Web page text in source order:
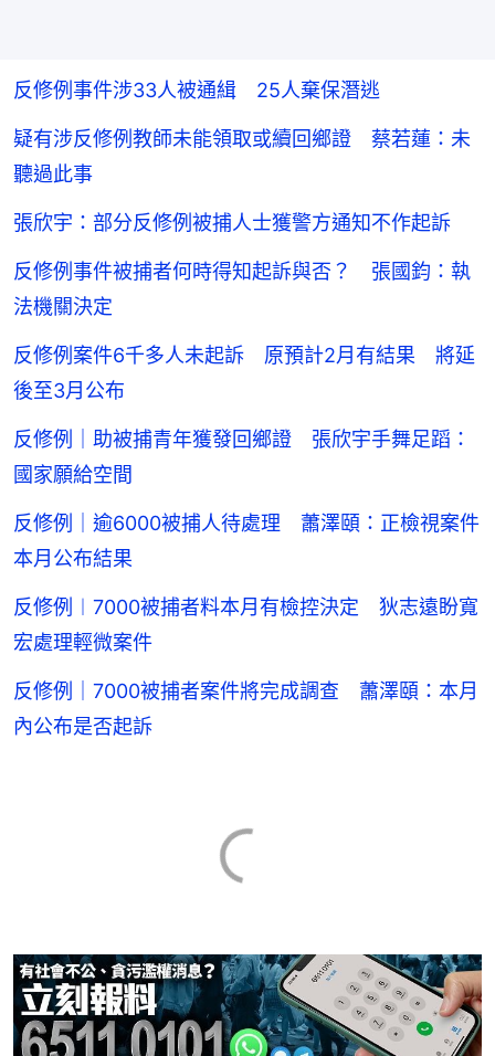
反修例事件涉33人被通緝 25人棄保潛逃
疑有涉反修例教師未能領取或續回鄉證 蔡若蓮：未
聽過此事
張欣宇：部分反修例被捕人士獲警方通知不作起訴
反修例事件被捕者何時得知起訴與否？ 張國鈞：執
法機關決定
反修例案件6千多人未起訴 原預計2月有結果 將延
後至3月公布
反修例｜助被捕青年獲發回鄉證 張欣宇手舞足蹈：
國家願給空間
反修例｜逾6000被捕人待處理 蕭澤頤：正檢視案件
本月公布結果
反修例︱7000被捕者料本月有檢控決定 狄志遠盼寬
宏處理輕微案件
反修例｜7000被捕者案件將完成調查 蕭澤頤：本月
內公布是否起訴